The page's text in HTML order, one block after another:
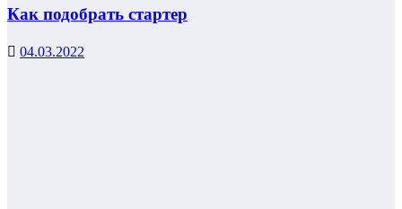
Как подобрать стартер
04.03.2022